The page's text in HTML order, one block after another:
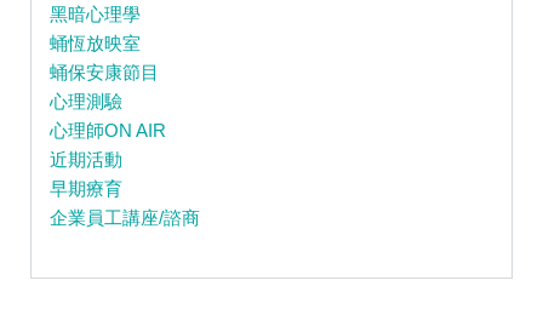
黑暗心理學
蛹恆放映室
蛹保安康節目
心理測驗
心理師ON AIR
近期活動
早期療育
企業員工講座/諮商